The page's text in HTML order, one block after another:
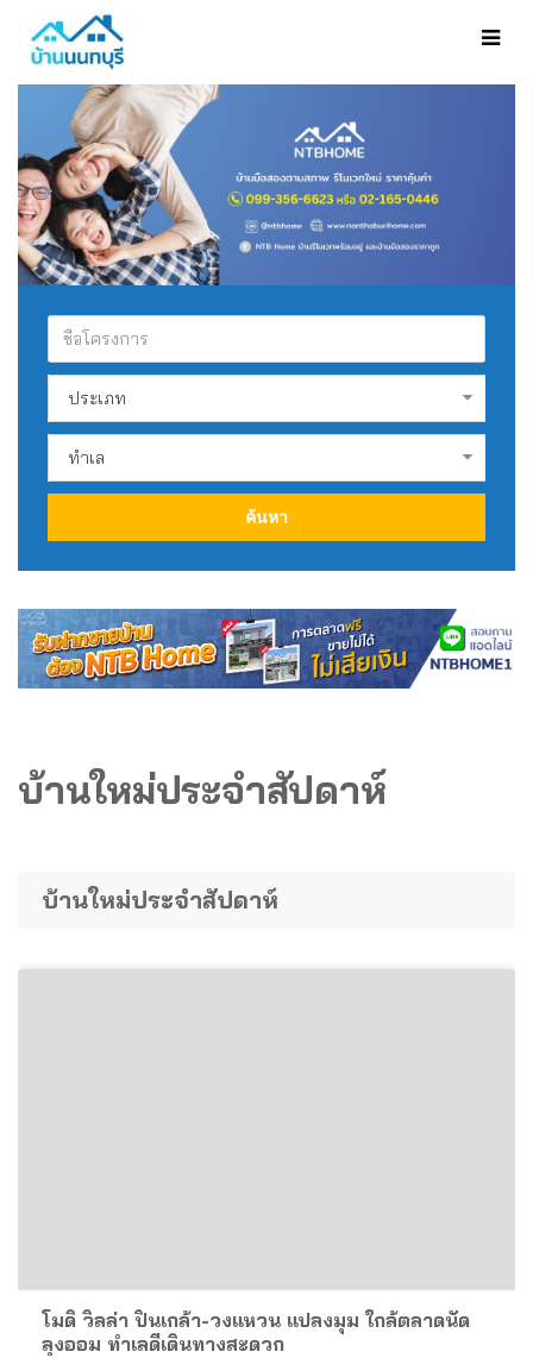
ค้นหา
บ้านใหม่ประจำสัปดาห์
บ้านใหม่ประจำสัปดาห์
โมดิ วิลล่า ปิ่นเกล้า-วงแหวน แปลงมุม ใกล้ตลาดนัด
ลุงออม ทำเลดีเดินทางสะดวก